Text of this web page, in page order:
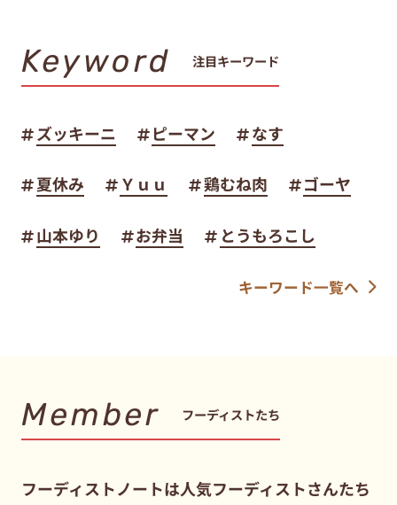
Keyword 注目キーワード
ズッキーニ ピーマン なす
夏休み Ｙｕｕ 鶏むね肉 ゴーヤ
山本ゆり お弁当 とうもろこし
キーワード一覧へ
Member フーディストたち
フーディストノートは人気フーディストさんたち